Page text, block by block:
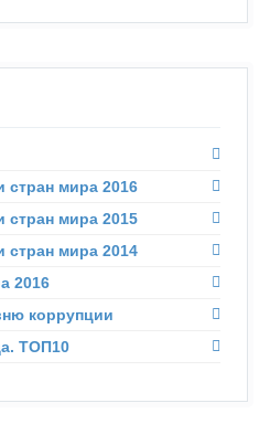
стран мира 2016
стран мира 2015
стран мира 2014
2016
коррупции
ТОП10